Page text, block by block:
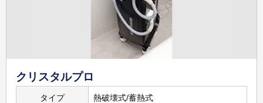
円
15,000
クリスタルプロ
タイプ 熱破壊式/蓄熱式